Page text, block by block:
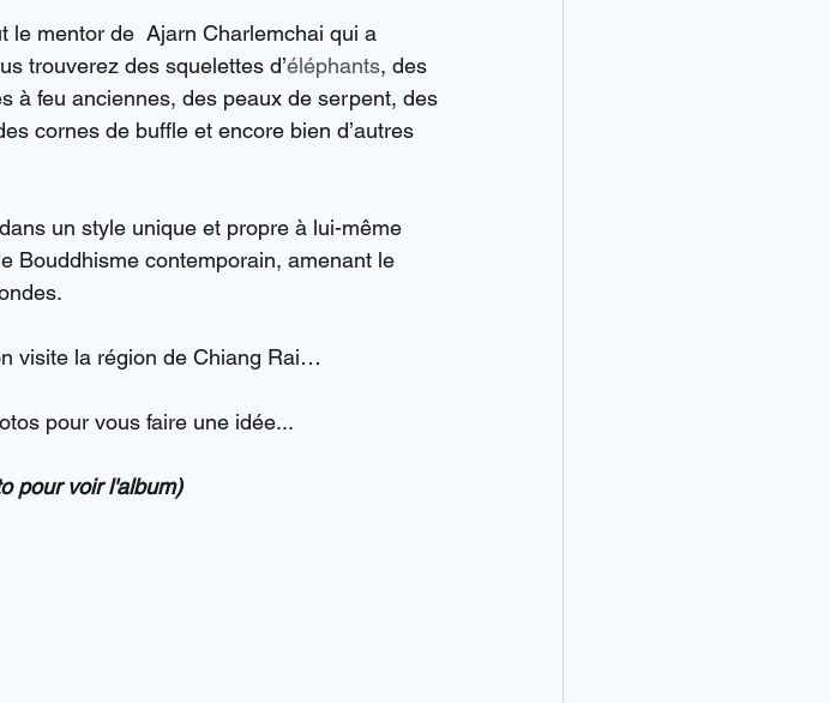
le mentor de  Ajarn Charlemchai qui a
trouverez des squelettes d’éléphants, des
à feu anciennes, des peaux de serpent, des
cornes de buffle et encore bien d’autres
un style unique et propre à lui-même
Bouddhisme contemporain, amenant le
visite la région de Chiang Rai…
pour vous faire une idée...
pour voir l'album)